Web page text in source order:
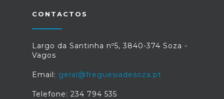
CONTACTOS
Largo da Santinha nº5, 3840-374 Soza -
Vagos
Email: geral@freguesiadesoza.pt
Telefone: 234 794 535